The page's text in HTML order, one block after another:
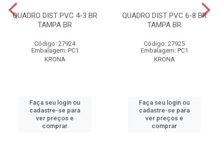
QUADRO DIST PVC 4-3 BR
TAMPA BR
Código: 27924
Embalagem: PC1
KRONA
Faça seu login ou
cadastre-se para
ver preços e
comprar
QUADRO DIST PVC 6-8 BR
TAMPA BR
Código: 27925
Embalagem: PC1
KRONA
Faça seu login ou
cadastre-se para
ver preços e
comprar